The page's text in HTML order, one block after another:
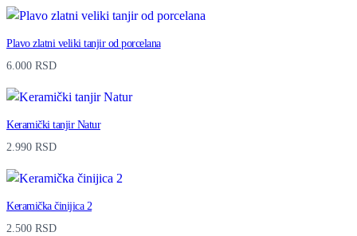
Plavo zlatni veliki tanjir od porcelana
6.000 RSD
Keramički tanjir Natur
2.990 RSD
Keramička činijica 2
2.500 RSD